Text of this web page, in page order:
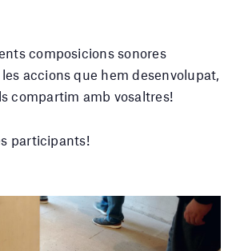
composicions sonores
accions que hem desenvolupat,
compartim amb vosaltres!
participants!